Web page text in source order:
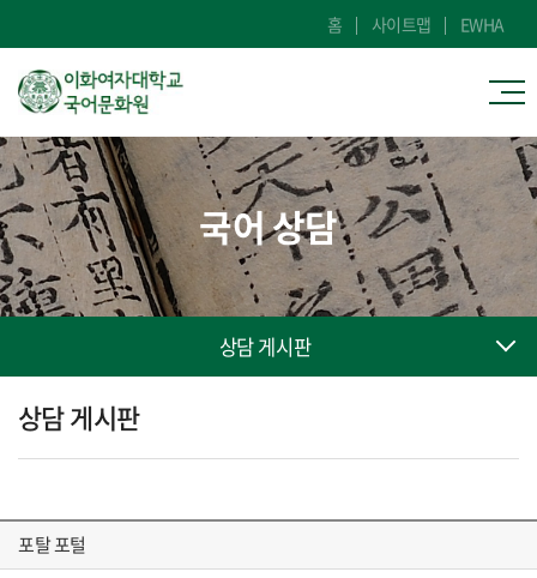
홈 사이트맵 EWHA
국어 상담
상담 게시판
상담 게시판
포탈 포털